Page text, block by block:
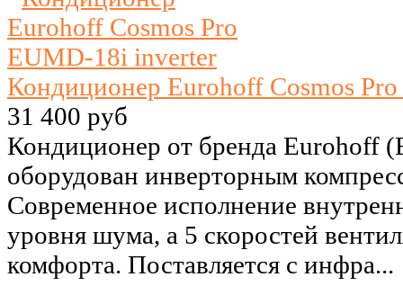
Кондиционер Eurohoff Cosmos
31 400 руб
Кондиционер от бренда Eurohoff
оборудован инверторным
Современное исполнение
уровня шума, а 5 скоростей
комфорта. Поставляется с инфра...